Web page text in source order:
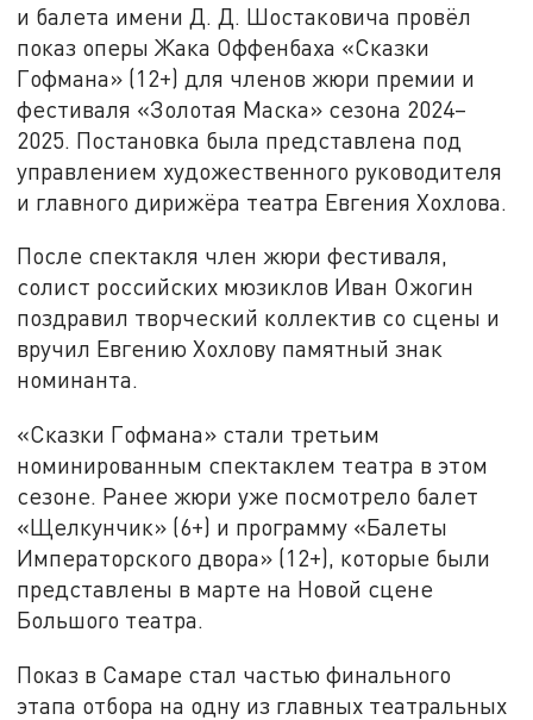
и балета имени Д. Д. Шостаковича провёл
показ оперы Жака Оффенбаха «Сказки
Гофмана» (12+) для членов жюри премии и
фестиваля «Золотая Маска» сезона 2024–
2025. Постановка была представлена под
управлением художественного руководителя
и главного дирижёра театра Евгения Хохлова.
После спектакля член жюри фестиваля,
солист российских мюзиклов Иван Ожогин
поздравил творческий коллектив со сцены и
вручил Евгению Хохлову памятный знак
номинанта.
«Сказки Гофмана» стали третьим
номинированным спектаклем театра в этом
сезоне. Ранее жюри уже посмотрело балет
«Щелкунчик» (6+) и программу «Балеты
Императорского двора» (12+), которые были
представлены в марте на Новой сцене
Большого театра.
Показ в Самаре стал частью финального
этапа отбора на одну из главных театральных